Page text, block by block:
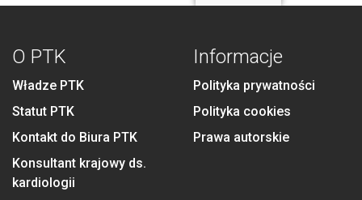
O PTK
Władze PTK
Statut PTK
Kontakt do Biura PTK
Konsultant krajowy ds.
kardiologii
Informacje
Polityka prywatności
Polityka cookies
Prawa autorskie